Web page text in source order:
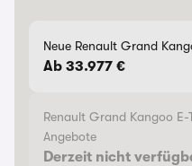
Neue Renault Grand
Ab 33.977 €
Renault Grand Kangoo E-
Angebote
Derzeit nicht